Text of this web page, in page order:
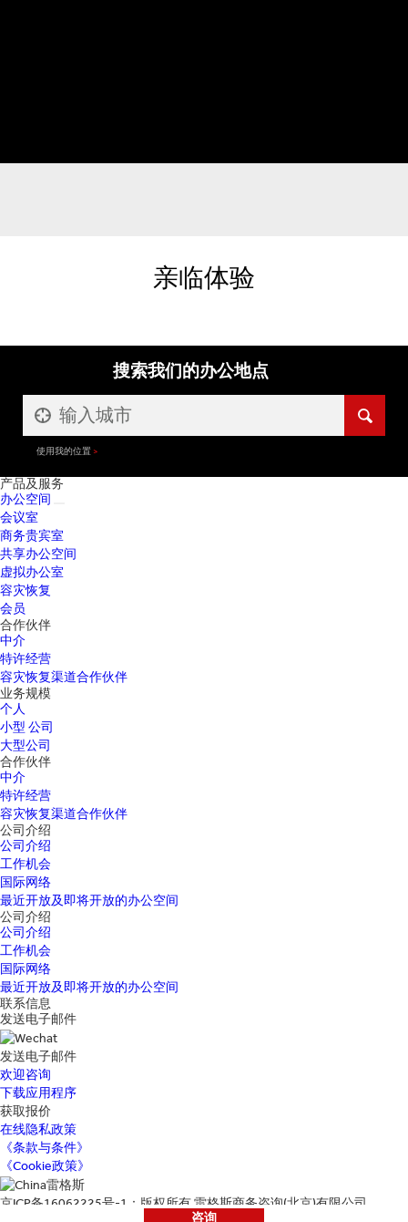
咨询
亲临体验
搜索我们的办公地点
使用我的位置
产品及服务
办公空间
会议室
商务贵宾室
共享办公空间
虚拟办公室
容灾恢复
会员
合作伙伴
中介
特许经营
容灾恢复渠道合作伙伴
业务规模
个人
小型 公司
大型公司
合作伙伴
中介
特许经营
容灾恢复渠道合作伙伴
公司介绍
公司介绍
工作机会
国际网络
最近开放及即将开放的办公空间
公司介绍
公司介绍
工作机会
国际网络
最近开放及即将开放的办公空间
联系信息
发送电子邮件
发送电子邮件
欢迎咨询
下载应用程序
获取报价
在线隐私政策
《条款与条件》
《Cookie政策》
京ICP备16062225号-1：版权所有 雷格斯商务咨询(北京)有限公司